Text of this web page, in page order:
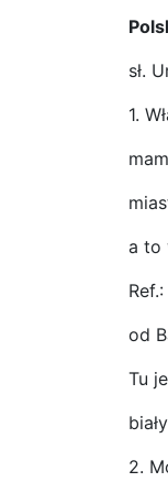
sł.
1.
a to
od
Tu
2.